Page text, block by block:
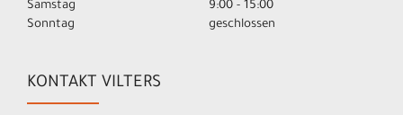
Samstag
9:00 - 15:00
Sonntag
geschlossen
KONTAKT VILTERS